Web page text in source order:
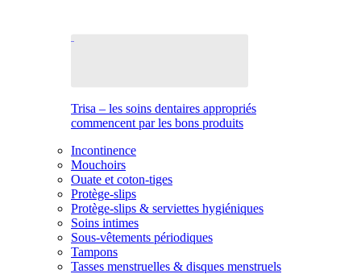
Trisa – les soins dentaires appropriés
commencent par les bons produits
Incontinence
Mouchoirs
Ouate et coton-tiges
Protège-slips
Protège-slips & serviettes hygiéniques
Soins intimes
Sous-vêtements périodiques
Tampons
Tasses menstruelles & disques menstruels